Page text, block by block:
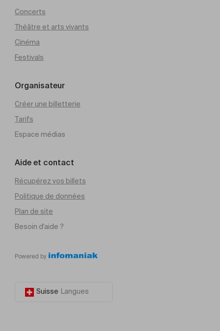
Concerts
Théâtre et arts vivants
Cinéma
Festivals
Organisateur
Créer une billetterie
Tarifs
Espace médias
Aide et contact
Récupérez vos billets
Politique de données
Plan de site
Besoin d'aide ?
Powered by
Suisse Langues